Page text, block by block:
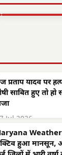
साय के नेतृत्व में…
प्रताप यादव पर
साबित हुए तो
Jul 2026
हुआ मानसून,